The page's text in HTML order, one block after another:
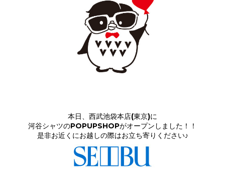
本日、西武池袋本店(東京)に
河谷シャツのPOPUPSHOPがオープンしました！！
是非お近くにお越しの際はお立ち寄りください♪